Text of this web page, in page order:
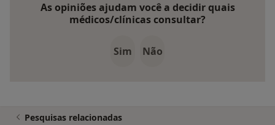
As opiniões ajudam você a decidir quais
médicos/clínicas consultar?
Sim Não
Pesquisas relacionadas